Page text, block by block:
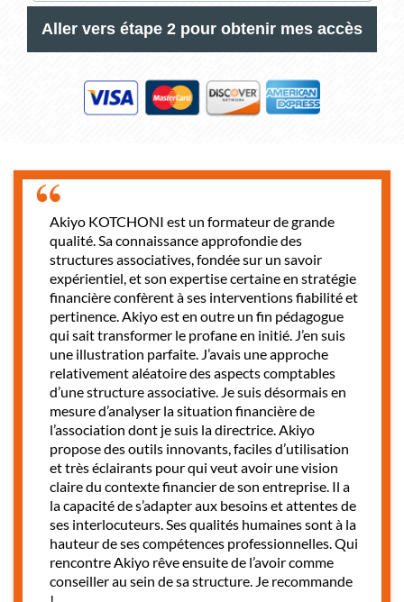
Aller vers étape 2 pour obtenir mes accès
Akiyo KOTCHONI est un formateur de grande
qualité. Sa connaissance approfondie des
structures associatives, fondée sur un savoir
expérientiel, et son expertise certaine en stratégie
financière confèrent à ses interventions fiabilité et
pertinence. Akiyo est en outre un fin pédagogue
qui sait transformer le profane en initié. J’en suis
une illustration parfaite. J’avais une approche
relativement aléatoire des aspects comptables
d’une structure associative. Je suis désormais en
mesure d’analyser la situation financière de
l’association dont je suis la directrice. Akiyo
propose des outils innovants, faciles d’utilisation
et très éclairants pour qui veut avoir une vision
claire du contexte financier de son entreprise. Il a
la capacité de s’adapter aux besoins et attentes de
ses interlocuteurs. Ses qualités humaines sont à la
hauteur de ses compétences professionnelles. Qui
rencontre Akiyo rêve ensuite de l’avoir comme
conseiller au sein de sa structure. Je recommande